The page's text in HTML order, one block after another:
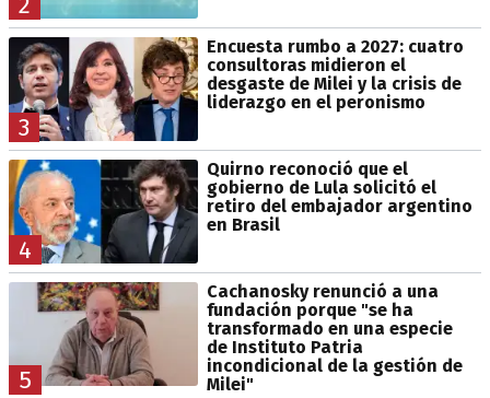
3
Encuesta rumbo a 2027: cuatro
consultoras midieron el
desgaste de Milei y la crisis de
liderazgo en el peronismo
4
Quirno reconoció que el
gobierno de Lula solicitó el
retiro del embajador argentino
en Brasil
5
Cachanosky renunció a una
fundación porque "se ha
transformado en una especie
de Instituto Patria
incondicional de la gestión de
Milei"